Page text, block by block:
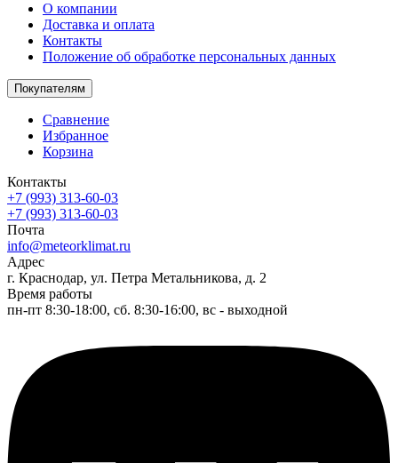
О компании
Доставка и оплата
Контакты
Положение об обработке персональных данных
Покупателям
Сравнение
Избранное
Корзина
Контакты
+7 (993) 313-60-03
+7 (993) 313-60-03
Почта
info@meteorklimat.ru
Адрес
г. Краснодар, ул. Петра Метальникова, д. 2
Время работы
пн-пт 8:30-18:00, сб. 8:30-16:00, вс - выходной